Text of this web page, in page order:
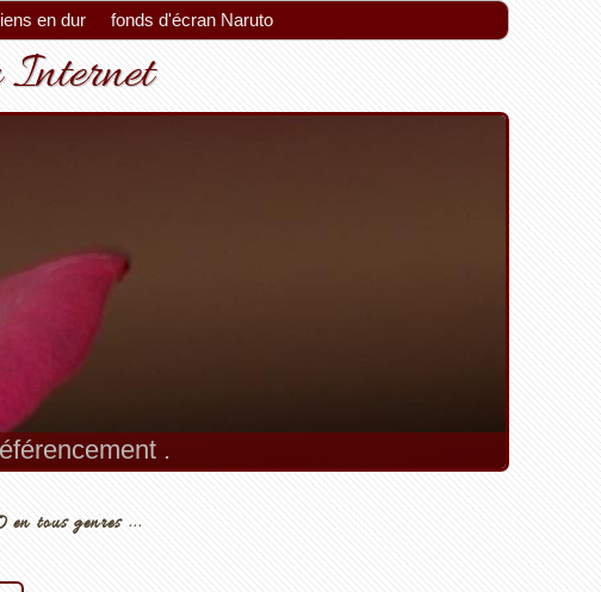
en dur fonds d'écran Naruto
Internet
.
tous genres ...